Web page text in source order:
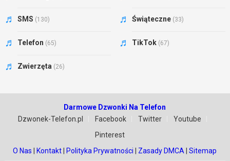
SMS (130) Świąteczne (33)
Telefon (65) TikTok (67)
Zwierzęta (26)
Darmowe Dzwonki Na Telefon
Dzwonek-Telefon.pl
Facebook Twitter
Youtube
Pinterest
O Nas
Kontakt Polityka Prywatności Zasady DMCA |Sitemap